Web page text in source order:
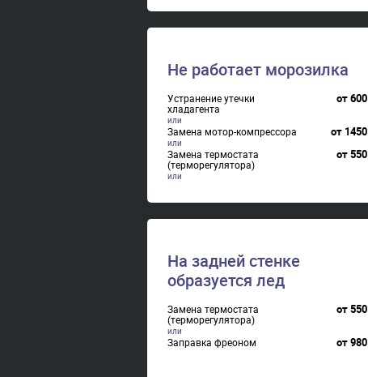
Замена электросхемы от1200
Не работает морозилка
Устранение утечки
хладагента
от600
Замена мотор-компрессора от 1450
Замена термостата
(терморегулятора)
от550
Устранение засора
от800
На задней стенке
образуется лед
Замена термостата
(терморегулятора)
от550
Заправка фреоном от980